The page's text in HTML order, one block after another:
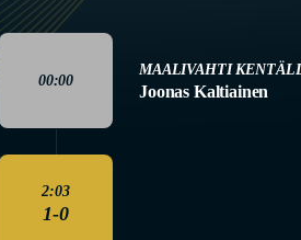
00:00
MAALIVAHTI
Joonas Kaltiainen
2:03
1-0